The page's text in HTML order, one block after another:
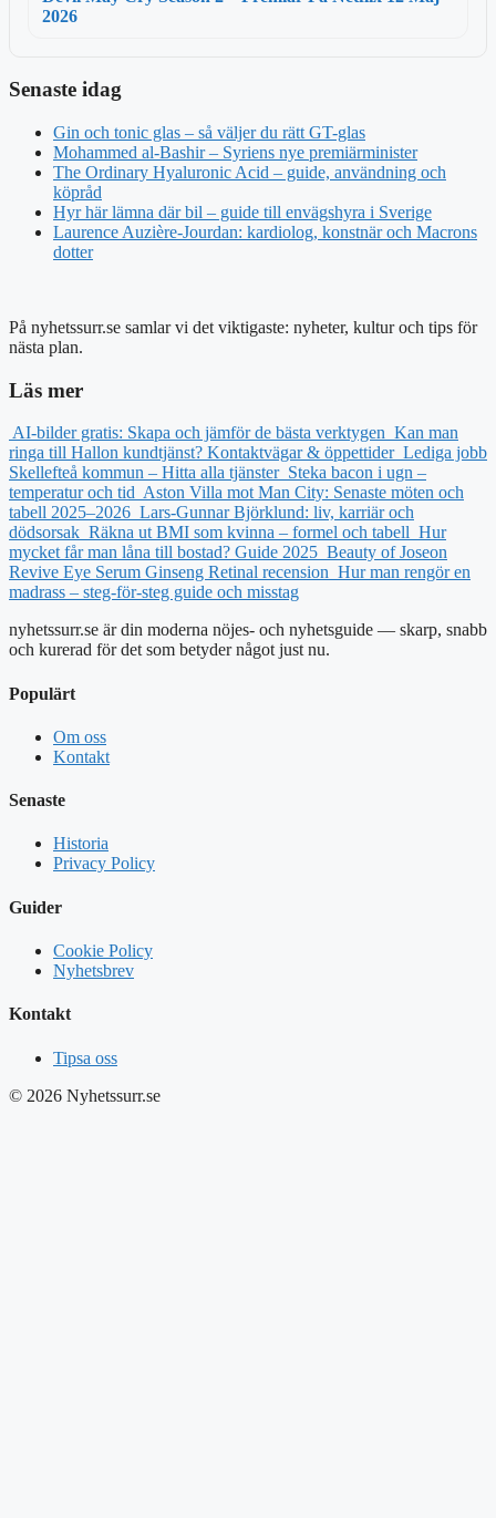
2026
Senaste idag
Gin och tonic glas – så väljer du rätt GT-glas
Mohammed al-Bashir – Syriens nye premiärminister
The Ordinary Hyaluronic Acid – guide, användning och
köpråd
Hyr här lämna där bil – guide till envägshyra i Sverige
Laurence Auzière-Jourdan: kardiolog, konstnär och Macrons
dotter
På nyhetssurr.se samlar vi det viktigaste: nyheter, kultur och tips för
nästa plan.
Läs mer
AI-bilder gratis: Skapa och jämför de bästa verktygen Kan man
ringa till Hallon kundtjänst? Kontaktvägar & öppettider Lediga jobb
Skellefteå kommun – Hitta alla tjänster Steka bacon i ugn –
temperatur och tid Aston Villa mot Man City: Senaste möten och
tabell 2025–2026 Lars-Gunnar Björklund: liv, karriär och
dödsorsak Räkna ut BMI som kvinna – formel och tabell Hur
mycket får man låna till bostad? Guide 2025 Beauty of Joseon
Revive Eye Serum Ginseng Retinal recension Hur man rengör en
madrass – steg-för-steg guide och misstag
nyhetssurr.se är din moderna nöjes- och nyhetsguide — skarp, snabb
och kurerad för det som betyder något just nu.
Populärt
Om oss
Kontakt
Senaste
Historia
Privacy Policy
Guider
Cookie Policy
Nyhetsbrev
Kontakt
Tipsa oss
© 2026 Nyhetssurr.se